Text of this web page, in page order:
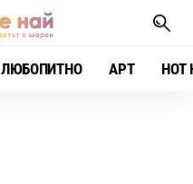
ЛЮБОПИТНО АРТ HOT